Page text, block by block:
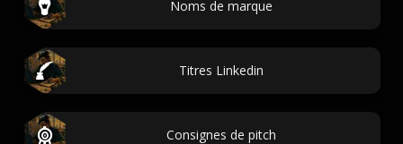
Noms de marque
Titres Linkedin
Consignes de pitch